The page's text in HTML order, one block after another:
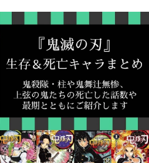
トレンド 無料マンガ
声優記事一覧